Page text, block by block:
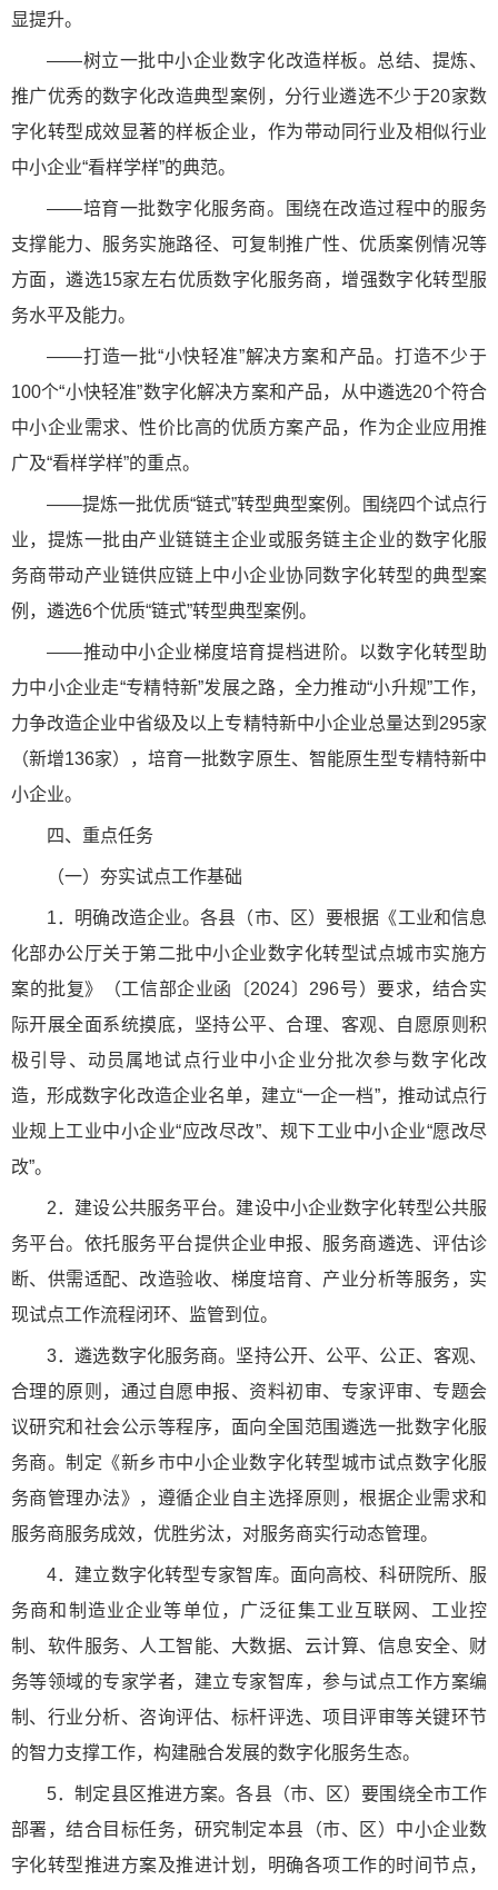
显提升。
——树立一批中小企业数字化改造样板。总结、提炼、
推广优秀的数字化改造典型案例，分行业遴选不少于20家数
字化转型成效显著的样板企业，作为带动同行业及相似行业
中小企业“看样学样”的典范。
——培育一批数字化服务商。围绕在改造过程中的服务
支撑能力、服务实施路径、可复制推广性、优质案例情况等
方面，遴选15家左右优质数字化服务商，增强数字化转型服
务水平及能力。
——打造一批“小快轻准”解决方案和产品。打造不少于
100个“小快轻准”数字化解决方案和产品，从中遴选20个符合
中小企业需求、性价比高的优质方案产品，作为企业应用推
广及“看样学样”的重点。
——提炼一批优质“链式”转型典型案例。围绕四个试点行
业，提炼一批由产业链链主企业或服务链主企业的数字化服
务商带动产业链供应链上中小企业协同数字化转型的典型案
例，遴选6个优质“链式”转型典型案例。
——推动中小企业梯度培育提档进阶。以数字化转型助
力中小企业走“专精特新”发展之路，全力推动“小升规”工作，
力争改造企业中省级及以上专精特新中小企业总量达到295家
（新增136家），培育一批数字原生、智能原生型专精特新中
小企业。
四、重点任务
（一）夯实试点工作基础
1．明确改造企业。各县（市、区）要根据《工业和信息
化部办公厅关于第二批中小企业数字化转型试点城市实施方
案的批复》（工信部企业函〔2024〕296号）要求，结合实
际开展全面系统摸底，坚持公平、合理、客观、自愿原则积
极引导、动员属地试点行业中小企业分批次参与数字化改
造，形成数字化改造企业名单，建立“一企一档”，推动试点行
业规上工业中小企业“应改尽改”、规下工业中小企业“愿改尽
改”。
2．建设公共服务平台。建设中小企业数字化转型公共服
务平台。依托服务平台提供企业申报、服务商遴选、评估诊
断、供需适配、改造验收、梯度培育、产业分析等服务，实
现试点工作流程闭环、监管到位。
3．遴选数字化服务商。坚持公开、公平、公正、客观、
合理的原则，通过自愿申报、资料初审、专家评审、专题会
议研究和社会公示等程序，面向全国范围遴选一批数字化服
务商。制定《新乡市中小企业数字化转型城市试点数字化服
务商管理办法》，遵循企业自主选择原则，根据企业需求和
服务商服务成效，优胜劣汰，对服务商实行动态管理。
4．建立数字化转型专家智库。面向高校、科研院所、服
务商和制造业企业等单位，广泛征集工业互联网、工业控
制、软件服务、人工智能、大数据、云计算、信息安全、财
务等领域的专家学者，建立专家智库，参与试点工作方案编
制、行业分析、咨询评估、标杆评选、项目评审等关键环节
的智力支撑工作，构建融合发展的数字化服务生态。
5．制定县区推进方案。各县（市、区）要围绕全市工作
部署，结合目标任务，研究制定本县（市、区）中小企业数
字化转型推进方案及推进计划，明确各项工作的时间节点，